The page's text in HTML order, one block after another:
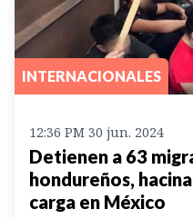
INTERNACIONALES
12:36 PM 30 jun. 2024
Detienen a 63
hondureños,
carga en México